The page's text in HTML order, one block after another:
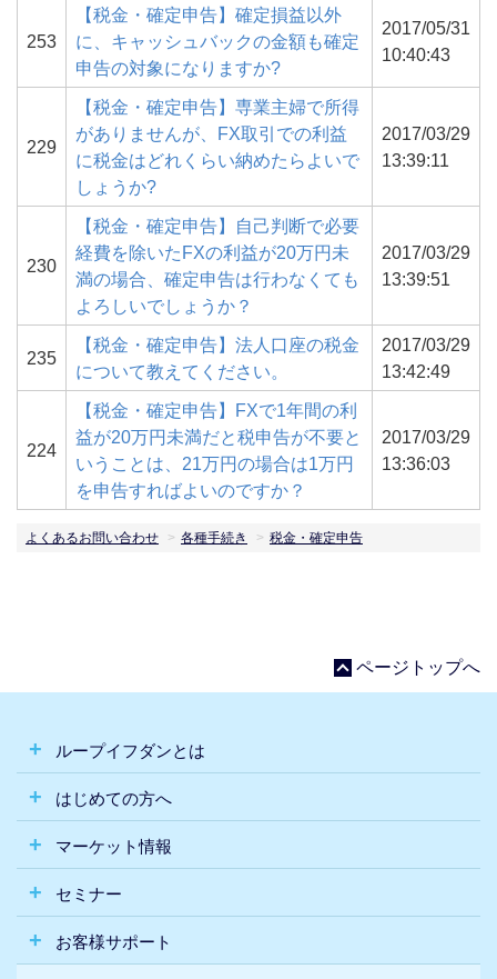
253
【税金・確定申告】確定損益以外
に、キャッシュバックの金額も確定
申告の対象になりますか?
2017/05/31
10:40:43
229
【税金・確定申告】専業主婦で所得
がありませんが、FX取引での利益
に税金はどれくらい納めたらよいで
しょうか?
2017/03/29
13:39:11
230
【税金・確定申告】自己判断で必要
経費を除いたFXの利益が20万円未
満の場合、確定申告は行わなくても
よろしいでしょうか？
2017/03/29
13:39:51
235
【税金・確定申告】法人口座の税金
について教えてください。
2017/03/29
13:42:49
224
【税金・確定申告】FXで1年間の利
益が20万円未満だと税申告が不要と
いうことは、21万円の場合は1万円
を申告すればよいのですか？
2017/03/29
13:36:03
よくあるお問い合わせ 各種手続き 税金・確定申告
ページトップへ
ループイフダンとは
はじめての方へ
マーケット情報
セミナー
お客様サポート